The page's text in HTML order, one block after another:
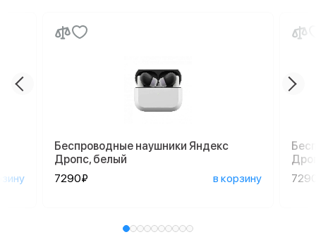
Беспроводные наушники Яндекс
Дропс, белый
7290₽
в корзину